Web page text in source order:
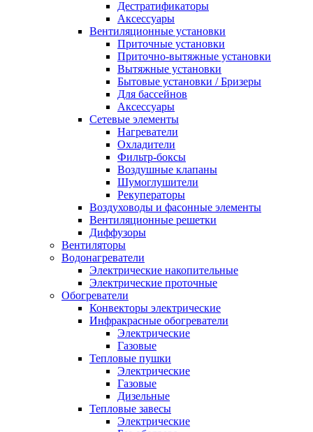
Дестратификаторы
Аксессуары
Вентиляционные установки
Приточные установки
Приточно-вытяжные установки
Вытяжные установки
Бытовые установки / Бризеры
Для бассейнов
Аксессуары
Сетевые элементы
Нагреватели
Охладители
Фильтр-боксы
Воздушные клапаны
Шумоглушители
Рекуператоры
Воздуховоды и фасонные элементы
Вентиляционные решетки
Диффузоры
Вентиляторы
Водонагреватели
Электрические накопительные
Электрические проточные
Обогреватели
Конвекторы электрические
Инфракрасные обогреватели
Электрические
Газовые
Тепловые пушки
Электрические
Газовые
Дизельные
Тепловые завесы
Электрические